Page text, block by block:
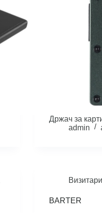
Држач за
admin
Визитари
BARTER